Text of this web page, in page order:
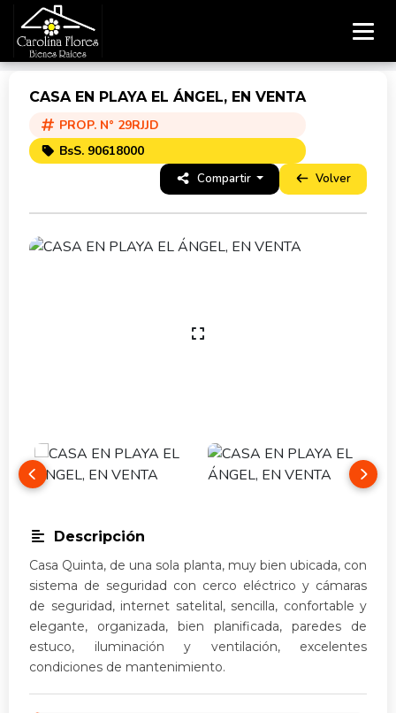
CASA EN PLAYA EL ÁNGEL, EN VENTA
PROP. N° 29RJJD
BsS. 90618000
Compartir Volver
Descripción
Casa Quinta, de una sola planta, muy bien ubicada, con
sistema de seguridad con cerco eléctrico y cámaras
de seguridad, internet satelital, sencilla, confortable y
elegante, organizada, bien planificada, paredes de
estuco, iluminación y ventilación, excelentes
condiciones de mantenimiento.